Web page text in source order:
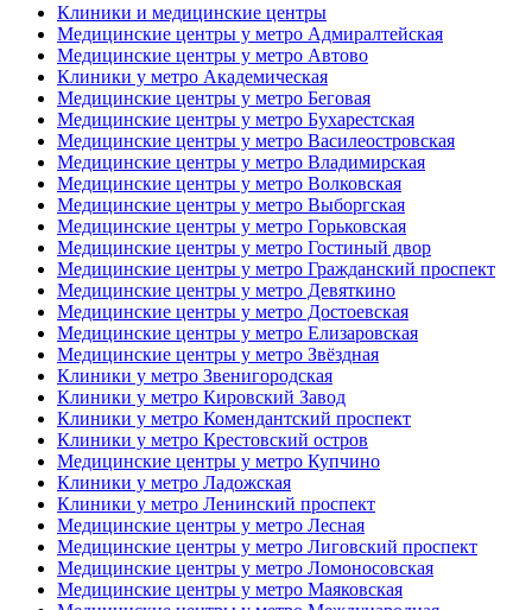
Клиники и медицинские центры
Медицинские центры у метро Адмиралтейская
Медицинские центры у метро Автово
Клиники у метро Академическая
Медицинские центры у метро Беговая
Медицинские центры у метро Бухарестская
Медицинские центры у метро Василеостровская
Медицинские центры у метро Владимирская
Медицинские центры у метро Волковская
Медицинские центры у метро Выборгская
Медицинские центры у метро Горьковская
Медицинские центры у метро Гостиный двор
Медицинские центры у метро Гражданский проспект
Медицинские центры у метро Девяткино
Медицинские центры у метро Достоевская
Медицинские центры у метро Елизаровская
Медицинские центры у метро Звёздная
Клиники у метро Звенигородская
Клиники у метро Кировский Завод
Клиники у метро Комендантский проспект
Клиники у метро Крестовский остров
Медицинские центры у метро Купчино
Клиники у метро Ладожская
Клиники у метро Ленинский проспект
Медицинские центры у метро Лесная
Медицинские центры у метро Лиговский проспект
Медицинские центры у метро Ломоносовская
Медицинские центры у метро Маяковская